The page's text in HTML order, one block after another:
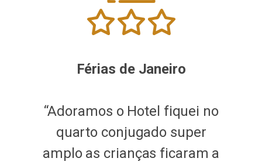
Férias de Janeiro
“Adoramos o Hotel fiquei no
quarto conjugado super
amplo as crianças ficaram a